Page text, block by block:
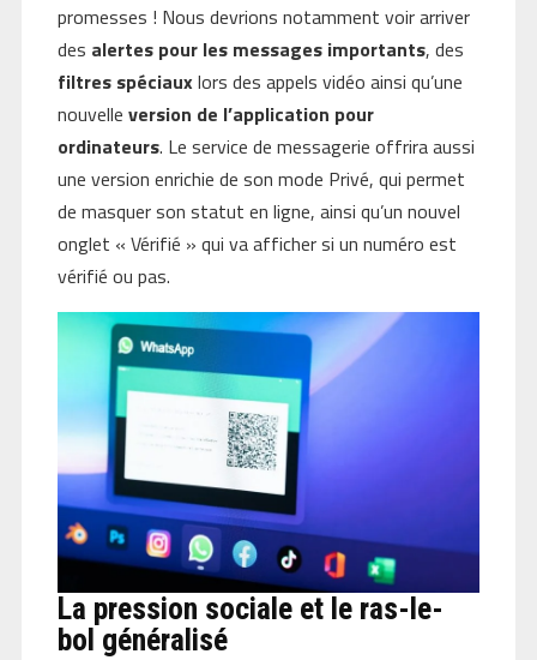
promesses ! Nous devrions notamment voir arriver
des alertes pour les messages importants, des
filtres spéciauxlors des appels vidéo ainsi qu’une
nouvelle version de l’application pour
ordinateurs. Le service de messagerie offrira aussi
une version enrichie de son mode Privé, qui permet
de masquer son statut en ligne, ainsi qu’un nouvel
onglet « Vérifié » qui va afficher si un numéro est
vérifié ou pas.
La pression sociale et le ras-le-
bol généralisé